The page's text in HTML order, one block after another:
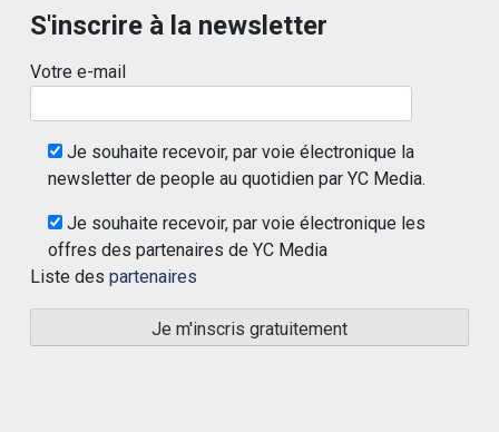
S'inscrire à la newsletter
Votre e-mail
Je souhaite recevoir, par voie électronique la
newsletter de people au quotidien par YC Media.
Je souhaite recevoir, par voie électronique les
offres des partenaires de YC Media
Liste des partenaires